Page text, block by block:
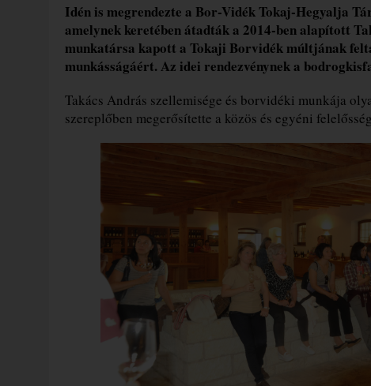
Idén is megrendezte a Bor-Vidék Tokaj-Hegyalja
amelynek keretében átadták a 2014-ben alapított
munkatársa kapott a Tokaji Borvidék múltjának
munkásságáért. Az idei rendezvénynek a
Takács András szellemisége és borvidéki munkája
szereplőben megerősítette a közös és egyéni